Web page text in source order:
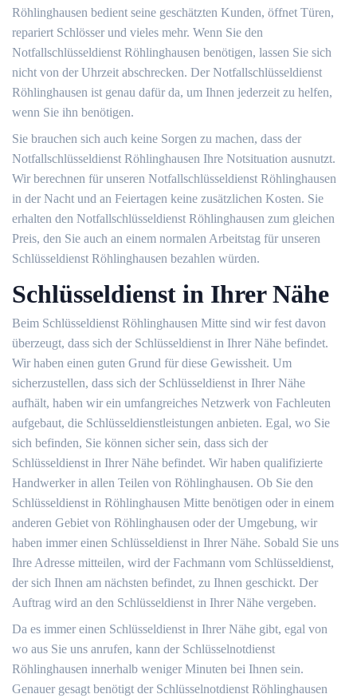
Röhlinghausen bedient seine geschätzten Kunden, öffnet Türen,
repariert Schlösser und vieles mehr. Wenn Sie den
Notfallschlüsseldienst Röhlinghausen benötigen, lassen Sie sich
nicht von der Uhrzeit abschrecken. Der Notfallschlüsseldienst
Röhlinghausen ist genau dafür da, um Ihnen jederzeit zu helfen,
wenn Sie ihn benötigen.
Sie brauchen sich auch keine Sorgen zu machen, dass der
Notfallschlüsseldienst Röhlinghausen Ihre Notsituation ausnutzt.
Wir berechnen für unseren Notfallschlüsseldienst Röhlinghausen
in der Nacht und an Feiertagen keine zusätzlichen Kosten. Sie
erhalten den Notfallschlüsseldienst Röhlinghausen zum gleichen
Preis, den Sie auch an einem normalen Arbeitstag für unseren
Schlüsseldienst Röhlinghausen bezahlen würden.
Schlüsseldienst in Ihrer Nähe
Beim Schlüsseldienst Röhlinghausen Mitte sind wir fest davon
überzeugt, dass sich der Schlüsseldienst in Ihrer Nähe befindet.
Wir haben einen guten Grund für diese Gewissheit. Um
sicherzustellen, dass sich der Schlüsseldienst in Ihrer Nähe
aufhält, haben wir ein umfangreiches Netzwerk von Fachleuten
aufgebaut, die Schlüsseldienstleistungen anbieten. Egal, wo Sie
sich befinden, Sie können sicher sein, dass sich der
Schlüsseldienst in Ihrer Nähe befindet. Wir haben qualifizierte
Handwerker in allen Teilen von Röhlinghausen. Ob Sie den
Schlüsseldienst in Röhlinghausen Mitte benötigen oder in einem
anderen Gebiet von Röhlinghausen oder der Umgebung, wir
haben immer einen Schlüsseldienst in Ihrer Nähe. Sobald Sie uns
Ihre Adresse mitteilen, wird der Fachmann vom Schlüsseldienst,
der sich Ihnen am nächsten befindet, zu Ihnen geschickt. Der
Auftrag wird an den Schlüsseldienst in Ihrer Nähe vergeben.
Da es immer einen Schlüsseldienst in Ihrer Nähe gibt, egal von
wo aus Sie uns anrufen, kann der Schlüsselnotdienst
Röhlinghausen innerhalb weniger Minuten bei Ihnen sein.
Genauer gesagt benötigt der Schlüsselnotdienst Röhlinghausen